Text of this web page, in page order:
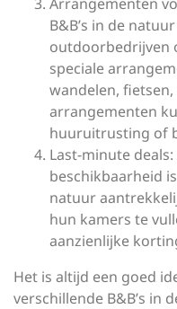
B&B’s in de
outdoorbedrijven
speciale
wandelen,
arrangementen
huuruitrusting of
Last-minute
beschikbaarheid
natuur
hun kamers te
aanzienlijke
Het is altijd een goed
verschillende B&B’s in